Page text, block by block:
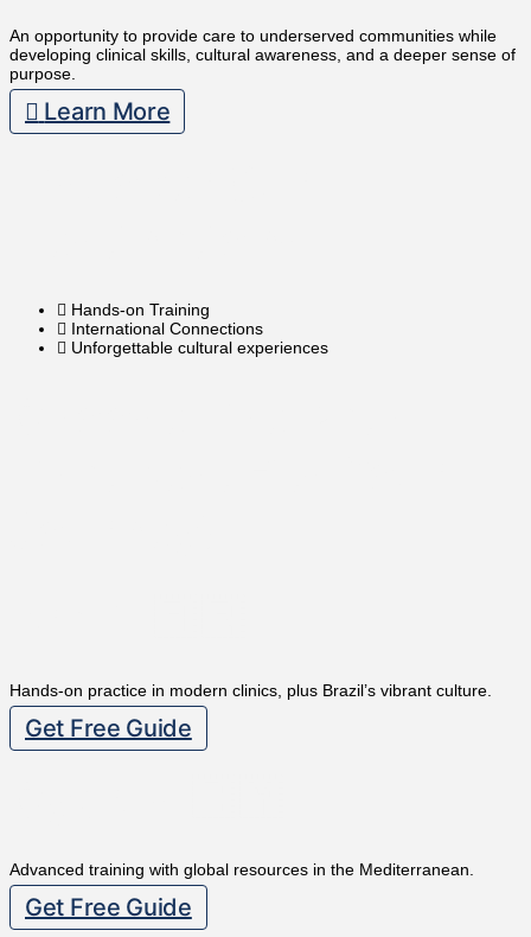
An opportunity to provide care to underserved communities while
developing clinical skills, cultural awareness, and a deeper sense of
purpose.
Learn More
Hands-on Training
International Connections
Unforgettable cultural experiences
Hands-on practice in modern clinics, plus Brazil’s vibrant culture.
Get Free Guide
Advanced training with global resources in the Mediterranean.
Get Free Guide